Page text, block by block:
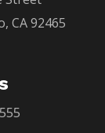
CA 92465